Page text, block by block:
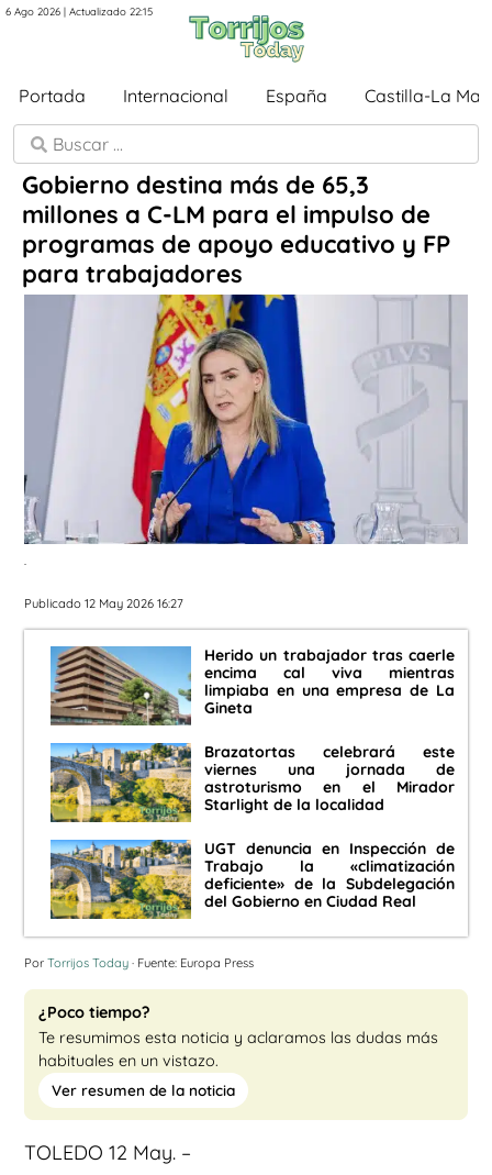
6 Ago 2026 | Actualizado 22:15
Portada Internacional España Castilla-La
Gobierno destina más de 65,3
millones a C-LM para el impulso de
programas de apoyo educativo y FP
para trabajadores
.
Publicado 12 May 2026 16:27
Herido un trabajador tras caerle
encima cal viva mientras
limpiaba en una empresa de La
Gineta
Brazatortas celebrará este
viernes una jornada de
astroturismo en el Mirador
Starlight de la localidad
UGT denuncia en Inspección de
Trabajo la «climatización
deficiente» de la Subdelegación
del Gobierno en Ciudad Real
Por Torrijos Today · Fuente: Europa Press
¿Poco tiempo?
Te resumimos esta noticia y aclaramos las dudas más
habituales en un vistazo.
Ver resumen de la noticia
TOLEDO 12 May. –